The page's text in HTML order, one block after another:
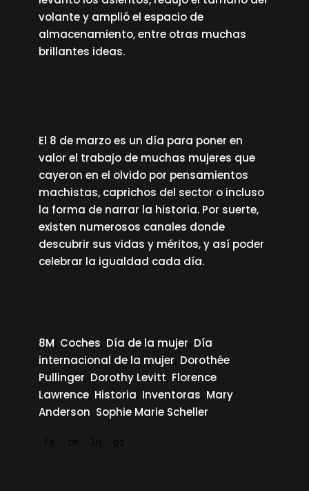
volante y amplió el espacio de
almacenamiento, entre otras muchas
brillantes ideas.
El 8 de marzo es un día para poner en
valor el trabajo de muchas mujeres que
cayeron en el olvido por pensamientos
machistas, caprichos del sector o incluso
la forma de narrar la historia. Por suerte,
existen numerosos canales donde
descubrir sus vidas y méritos, y así poder
celebrar la igualdad cada día.
8M Coches Día de la mujer Día
internacional de la mujer Dorothée
Pullinger Dorothy Levitt Florence
Lawrence Historia Inventoras Mary
Anderson Sophie Marie Scheller